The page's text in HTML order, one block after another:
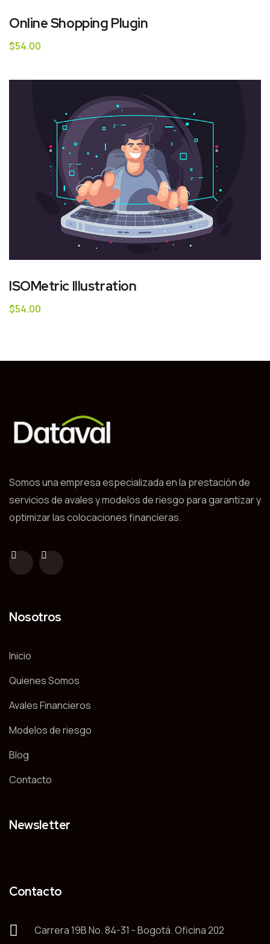
Online Shopping Plugin
$54.00
ISOMetric Illustration
$54.00
Somos una empresa especializada en la prestación de
servicios de avales y modelos de riesgo para garantizar y
optimizar las colocaciones financieras.
Nosotros
Inicio
Quienes Somos
Avales Financieros
Modelos de riesgo
Blog
Contacto
Newsletter
Contacto
Carrera 19B No. 84-31 - Bogotá. Oficina 202